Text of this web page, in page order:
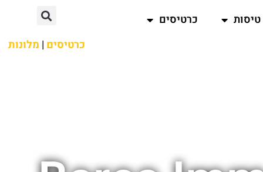
טיסות
כרטיסים
כרטיסים | מלונות